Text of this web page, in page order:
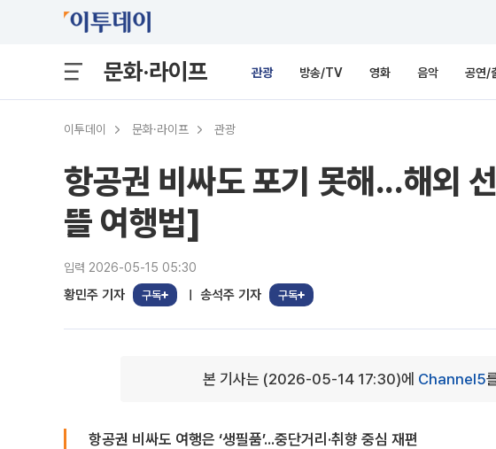
문화·라이프 관광 방송/TV 영화 음악 공연/
이투데이 문화·라이프 관광
항공권 비싸도 포기 못해...해외
뜰 여행법]
입력 2026-05-15 05:30
황민주 기자 구독 송석주 기자 구독
본 기사는 (2026-05-14 17:30)에 Channel5
항공권 비싸도 여행은 ‘생필품’...중단거리·취향 중심 재편